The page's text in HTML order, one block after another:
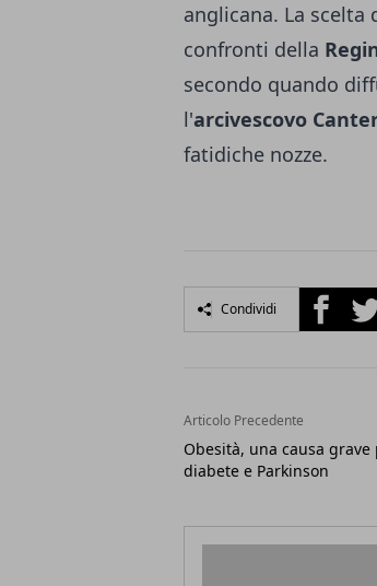
anglicana. La
confronti della
secondo quando
l'arcivescovo
fatidiche nozze.
Condividi Facebook
Articolo Precedente
Obesità, una causa
diabete e Parkinson